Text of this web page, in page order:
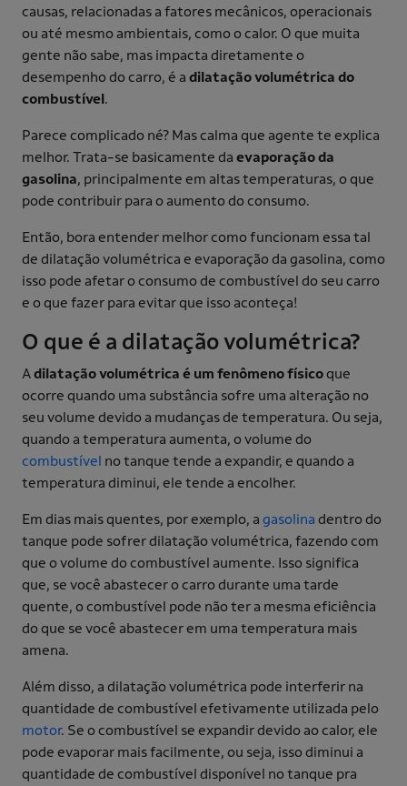
causas, relacionadas a fatores mecânicos, operacionais
ou até mesmo ambientais, como o calor. O que muita
gente não sabe, mas impacta diretamente o
desempenho do carro, é a dilatação volumétrica do
combustível.
Parece complicado né? Mas calma que agente te explica
melhor. Trata-se basicamente da evaporação da
gasolina, principalmente em altas temperaturas, o que
pode contribuir para o aumento do consumo.
Então, bora entender melhor como funcionam essa tal
de dilatação volumétrica e evaporação da gasolina, como
isso pode afetar o consumo de combustível do seu carro
e o que fazer para evitar que isso aconteça!
O que é a dilatação volumétrica?
Adilatação volumétrica é um fenômeno físicoque
ocorre quando uma substância sofre uma alteração no
seu volume devido a mudanças de temperatura. Ou seja,
quando a temperatura aumenta, o volume do
combustível no tanque tende a expandir, e quando a
temperatura diminui, ele tende a encolher.
Em dias mais quentes, por exemplo, a gasolina dentro do
tanque pode sofrer dilatação volumétrica, fazendo com
que o volume do combustível aumente. Isso significa
que, se você abastecer o carro durante uma tarde
quente, o combustível pode não ter a mesma eficiência
do que se você abastecer em uma temperatura mais
amena.
Além disso, a dilatação volumétrica pode interferir na
quantidade de combustível efetivamente utilizada pelo
motor. Se o combustível se expandir devido ao calor, ele
pode evaporar mais facilmente, ou seja, isso diminui a
quantidade de combustível disponível no tanque pra